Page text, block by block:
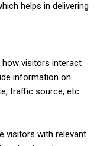
helps in delivering
how visitors interact
information on
traffic source, etc.
visitors with relevant